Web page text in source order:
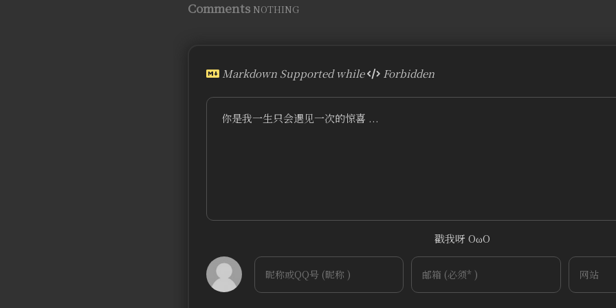
Comments NOTHING
Markdown Supported while Forbidden
你是我一生只会遇见一次的惊喜 ...
戳我呀 OωO